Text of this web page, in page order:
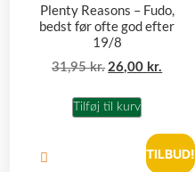
Plenty Reasons – Fudo,
bedst før ofte god efter
19/8
31,95kr. 26,00 kr.
Tilføj til kurv
TILBUD!